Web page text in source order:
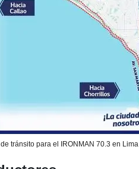
tránsito para el IRONMAN 70.3 en Lima